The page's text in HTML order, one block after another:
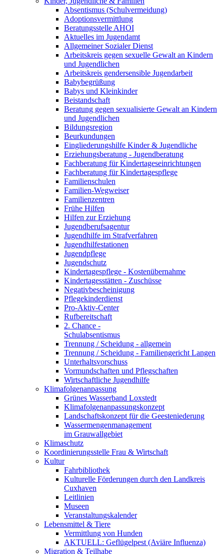
Absentismus (Schulvermeidung)
Adoptionsvermittlung
Beratungsstelle AHOI
Aktuelles im Jugendamt
Allgemeiner Sozialer Dienst
Arbeitskreis gegen sexuelle Gewalt an Kindern
und Jugendlichen
Arbeitskreis gendersensible Jugendarbeit
Babybegrüßung
Babys und Kleinkinder
Beistandschaft
Beratung gegen sexualisierte Gewalt an Kindern
und Jugendlichen
Bildungsregion
Beurkundungen
Eingliederungshilfe Kinder & Jugendliche
Erziehungsberatung - Jugendberatung
Fachberatung für Kindertageseinrichtungen
Fachberatung für Kindertagespflege
Familienschulen
Familien-Wegweiser
Familienzentren
Frühe Hilfen
Hilfen zur Erziehung
Jugendberufsagentur
Jugendhilfe im Strafverfahren
Jugendhilfestationen
Jugendpflege
Jugendschutz
Kindertagespflege - Kostenübernahme
Kindertagesstätten - Zuschüsse
Negativbescheinigung
Pflegekinderdienst
Pro-Aktiv-Center
Rufbereitschaft
2. Chance -
Schulabsentismus
Trennung / Scheidung - allgemein
Trennung / Scheidung - Familiengericht Langen
Unterhaltsvorschuss
Vormundschaften und Pflegschaften
Wirtschaftliche Jugendhilfe
Klimafolgenanpassung
Grünes Wasserband Loxstedt
Klimafolgenanpassungskonzept
Landschaftskonzept für die Geesteniederung
Wassermengenmanagement
im Grauwallgebiet
Klimaschutz
Koordinierungsstelle Frau & Wirtschaft
Kultur
Fahrbibliothek
Kulturelle Förderungen durch den Landkreis
Cuxhaven
Leitlinien
Museen
Veranstaltungskalender
Lebensmittel & Tiere
Vermittlung von Hunden
AKTUELL: Geflügelpest (Aviäre Influenza)
Migration & Teilhabe